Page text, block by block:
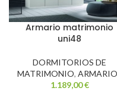
Armario matrimonio
uni48
DORMITORIOS DE
MATRIMONIO,
1.189,00€